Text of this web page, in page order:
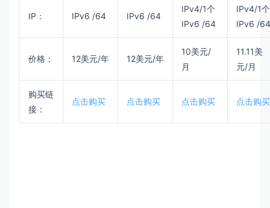
IP： IPv6 /64 IPv6 /64
IPv4/1个
IPv6 /64
IPv4/1个
IPv6 /64
价格： 12美元/年 12美元/年
10美元/
月
11.11美
元/月
购买链
接：
点击购买 点击购买 点击购买 点击购买